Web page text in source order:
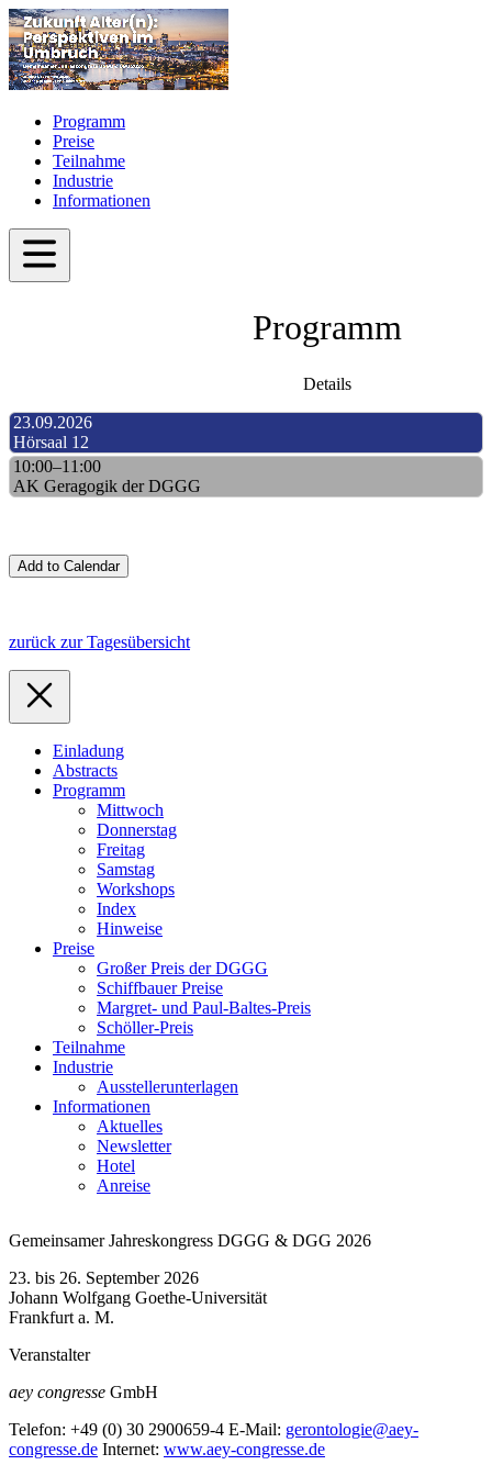
Programm
Preise
Teilnahme
Industrie
Informationen
Programm
Details
23.09.2026
Hörsaal 12
10:00–11:00
AK Geragogik der DGGG
zurück zur Tagesübersicht
Einladung
Abstracts
Programm
Mittwoch
Donnerstag
Freitag
Samstag
Workshops
Index
Hinweise
Preise
Großer Preis der DGGG
Schiffbauer Preise
Margret- und Paul-Baltes-Preis
Schöller-Preis
Teilnahme
Industrie
Ausstellerunterlagen
Informationen
Aktuelles
Newsletter
Hotel
Anreise
Gemeinsamer Jahreskongress DGGG & DGG 2026
23. bis 26. September 2026
Johann Wolfgang Goethe-Universität
Frankfurt a. M.
Veranstalter
aey congresse GmbH
Telefon: +49 (0) 30 2900659-4 E-Mail: gerontologie@aey-
congresse.de Internet: www.aey-congresse.de